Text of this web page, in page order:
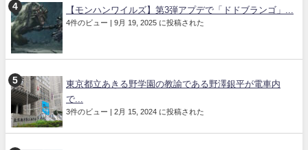
【モンハンワイルズ】第3弾アプデで「ドドブランゴ」...
4件のビュー | 9月 19, 2025 に投稿された
東京都立あきる野学園の教諭である野澤銀平が電車内
で...
3件のビュー | 2月 15, 2024 に投稿された